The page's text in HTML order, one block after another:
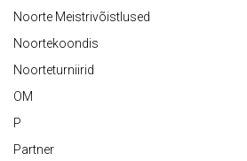
Noorte Meistrivõistlused
Noortekoondis
Noorteturniirid
OM
P
Partner